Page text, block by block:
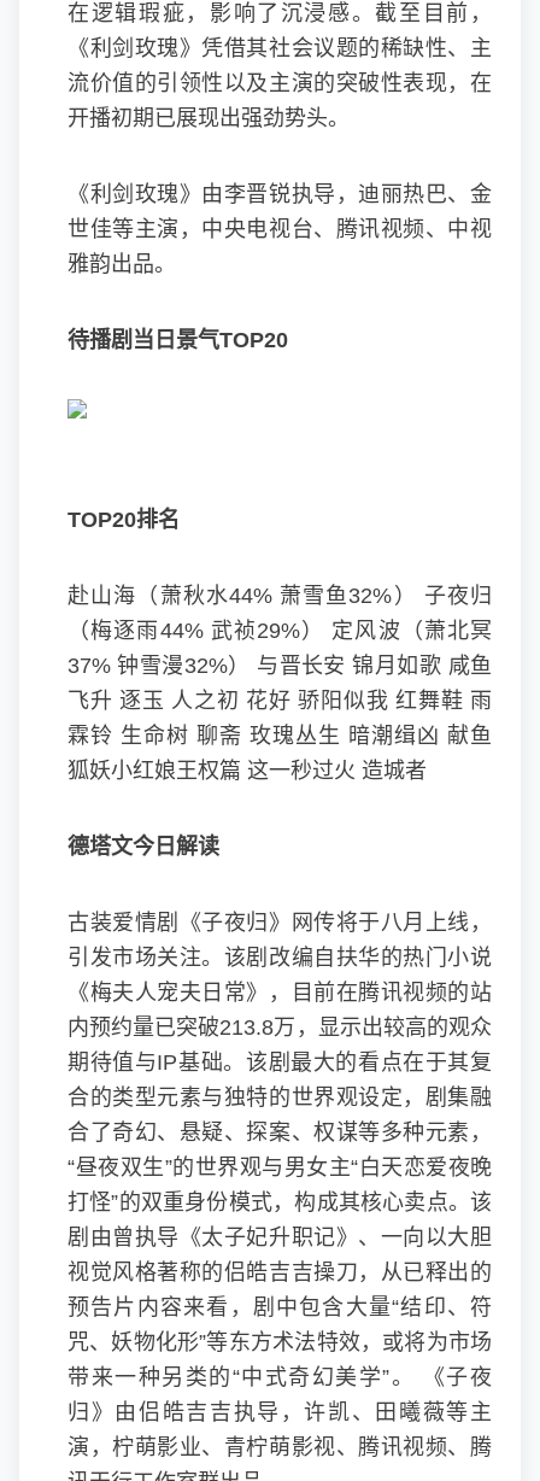
在逻辑瑕疵，影响了沉浸感。截至目前，
《利剑玫瑰》凭借其社会议题的稀缺性、主
流价值的引领性以及主演的突破性表现，在
开播初期已展现出强劲势头。
《利剑玫瑰》由李晋锐执导，迪丽热巴、 金
世佳等主演，中央电视台、腾讯视频、中视
雅韵出品。
待播剧当日景气TOP20
TOP20排名
赴山海（萧秋水44% 萧雪鱼32%） 子夜归
（梅逐雨44% 武祯29%） 定风波（萧北冥
37% 钟雪漫32%） 与晋长安 锦月如歌 咸鱼
飞升 逐玉 人之初 花好 骄阳似我 红舞鞋 雨
霖铃 生命树 聊斋 玫瑰丛生 暗潮缉凶 献鱼
狐妖小红娘王权篇 这一秒过火 造城者
德塔文今日解读
古装爱情剧《子夜归》网传将于八月上线，
引发市场关注。该剧改编自扶华的热门小说
《梅夫人宠夫日常》，目前在腾讯视频的站
内预约量已突破213.8万，显示出较高的观众
期待值与IP基础。该剧最大的看点在于其复
合的类型元素与独特的世界观设定，剧集融
合了奇幻、悬疑、探案、权谋等多种元素，
“昼夜双生”的世界观与男女主“白天恋爱夜晚
打怪”的双重身份模式，构成其核心卖点。该
剧由曾执导《太子妃升职记》、一向以大胆
视觉风格著称的侣皓吉吉操刀，从已释出的
预告片内容来看，剧中包含大量“结印、符
咒、妖物化形”等东方术法特效，或将为市场
带来一种另类的“中式奇幻美学”。 《子夜
归》由侣皓吉吉执导，许凯、
田曦薇等主
演，柠萌影业、青柠萌影视、腾讯视频、腾